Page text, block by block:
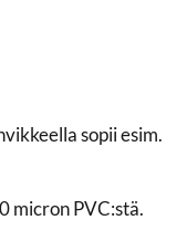
sopii esim.
micron PVC:stä.